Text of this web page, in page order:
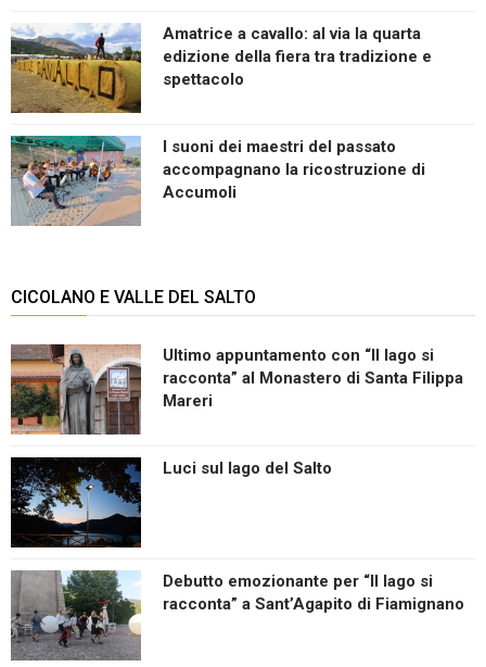
Amatrice a cavallo: al via la quarta
edizione della fiera tra tradizione e
spettacolo
I suoni dei maestri del passato
accompagnano la ricostruzione di
Accumoli
CICOLANO E VALLE DEL SALTO
Ultimo appuntamento con “Il lago si
racconta” al Monastero di Santa Filippa
Mareri
Luci sul lago del Salto
Debutto emozionante per “Il lago si
racconta” a Sant’Agapito di Fiamignano